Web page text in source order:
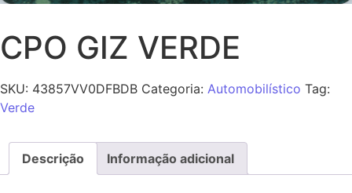
CPO GIZ VERDE
SKU: 43857VV0DFBDB Categoria: Automobilístico Tag:
Verde
Descrição Informação adicional